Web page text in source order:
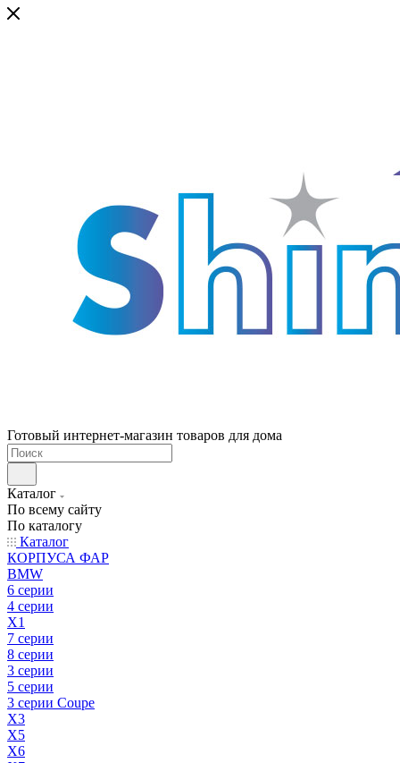
Готовый интернет-магазин товаров для дома
Каталог
По всему сайту
По каталогу
Каталог
КОРПУСА ФАР
BMW
6 серии
4 серии
X1
7 серии
8 серии
3 серии
5 серии
3 серии Coupe
X3
X5
X6